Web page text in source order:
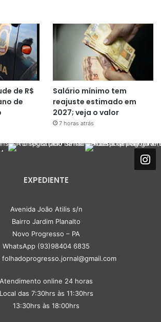
de R$
de
Salário mínimo tem
reajuste estimado em
2027; veja o valor
7 horas atrás
EXPEDIENTE
Avenida João Atilis s/n
Bairro Jardim Planalto
Novo Progresso – PA
WhatsApp (93)98404 6835
folhadoprogresso.jornal@gmail.com
Atendimento online 24 horas
Local das 7:30hrs às 11:30hrs
13:30hrs às 18:00hrs